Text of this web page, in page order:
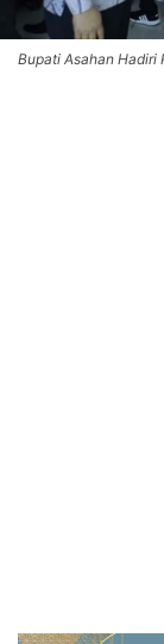
Bupati Asahan Hadiri